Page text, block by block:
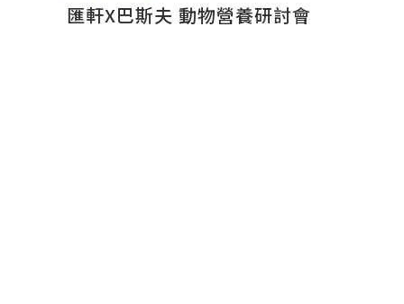
匯軒X巴斯夫 動物營養研討會